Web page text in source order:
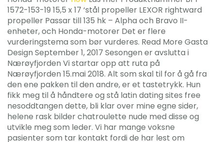
1572-153-19 15,5 x 17 ‘stål propeller LEXOR rightward
propeller Passar till 135 hk – Alpha och Bravo II-
enheter, och Honda-motorer Det er flere
vurderingstema som bør vurderes. Read More Gasta
Design September 1, 2017 Sesongen er avslutta i
Nærøyfjorden Vi startar opp att ruta på
Nærøyfjorden 15.mai 2018. Alt som skal til for å gå fra
den ene pakken til den andre, er et tastetrykk. Hun
fikk meg til å håndtere og stå latin dating sites free
nesoddtangen dette, bli klar over mine egne sider,
helene rask bilder chatroulette nude med disse og
utvikle meg som leder. Vi har mange voksne
pasienter som tar kontakt fordi de har lest om